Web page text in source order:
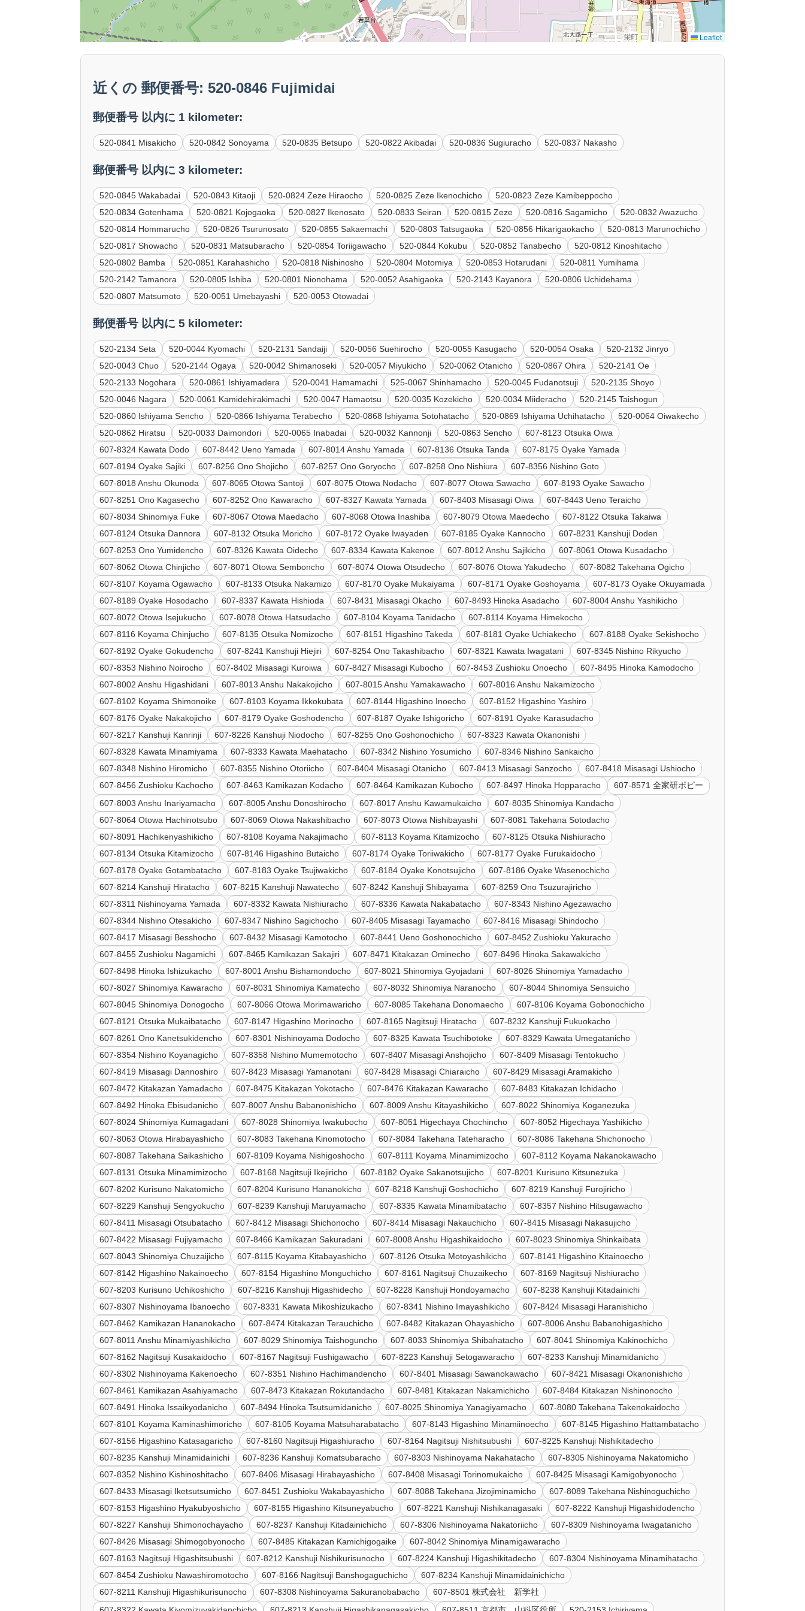
Leaflet
近くの 郵便番号: 520-0846 Fujimidai
郵便番号 以内に 1 kilometer:
520-0841 Misakicho 520-0842 Sonoyama 520-0835 Betsupo 520-0822 Akibadai 520-0836 Sugiuracho 520-0837 Nakasho
郵便番号 以内に 3 kilometer:
520-0845 Wakabadai 520-0843 Kitaoji 520-0824 Zeze Hiraocho 520-0825 Zeze Ikenochicho
520-0823 Zeze Kamibeppocho
520-0834 Gotenhama
520-0821 Kojogaoka 520-0827 Ikenosato 520-0833 Seiran 520-0815 Zeze 520-0816 Sagamicho
520-0832 Awazucho
520-0814 Hommarucho
520-0826 Tsurunosato 520-0855 Sakaemachi 520-0803 Tatsugaoka 520-0856 Hikarigaokacho
520-0813 Marunochicho
520-0817 Showacho
520-0831 Matsubaracho 520-0854 Toriigawacho 520-0844 Kokubu 520-0852 Tanabecho
520-0812 Kinoshitacho
520-0802 Bamba
520-0851 Karahashicho 520-0818 Nishinosho 520-0804 Motomiya 520-0853 Hotarudani
520-0811 Yumihama
520-2142 Tamanora
520-0805 Ishiba 520-0801 Nionohama 520-0052 Asahigaoka 520-2143 Kayanora
520-0806 Uchidehama
520-0807 Matsumoto
520-0051 Umebayashi 520-0053 Otowadai
郵便番号 以内に 5 kilometer:
520-2134 Seta 520-0044 Kyomachi 520-2131 Sandaiji 520-0056 Suehirocho 520-0055 Kasugacho 520-0054 Osaka
520-2132 Jinryo
520-0043 Chuo
520-2144 Ogaya 520-0042 Shimanoseki 520-0057 Miyukicho 520-0062 Otanicho 520-0867 Ohira
520-2141 Oe
520-2133 Nogohara
520-0861 Ishiyamadera 520-0041 Hamamachi 525-0067 Shinhamacho 520-0045 Fudanotsuji
520-2135 Shoyo
520-0046 Nagara
520-0061 Kamidehirakimachi 520-0047 Hamaotsu 520-0035 Kozekicho 520-0034 Miideracho
520-2145 Taishogun
520-0860 Ishiyama Sencho
520-0866 Ishiyama Terabecho 520-0868 Ishiyama Sotohatacho 520-0869 Ishiyama Uchihatacho
520-0064 Oiwakecho
520-0862 Hiratsu
520-0033 Daimondori 520-0065 Inabadai 520-0032 Kannonji 520-0863 Sencho
607-8123 Otsuka Oiwa
607-8324 Kawata Dodo
607-8442 Ueno Yamada 607-8014 Anshu Yamada 607-8136 Otsuka Tanda
607-8175 Oyake Yamada
607-8194 Oyake Sajiki
607-8256 Ono Shojicho 607-8257 Ono Goryocho 607-8258 Ono Nishiura
607-8356 Nishino Goto
607-8018 Anshu Okunoda
607-8065 Otowa Santoji 607-8075 Otowa Nodacho 607-8077 Otowa Sawacho
607-8193 Oyake Sawacho
607-8251 Ono Kagasecho
607-8252 Ono Kawaracho 607-8327 Kawata Yamada 607-8403 Misasagi Oiwa
607-8443 Ueno Teraicho
607-8034 Shinomiya Fuke
607-8067 Otowa Maedacho 607-8068 Otowa Inashiba 607-8079 Otowa Maedecho
607-8122 Otsuka Takaiwa
607-8124 Otsuka Dannora
607-8132 Otsuka Moricho 607-8172 Oyake Iwayaden 607-8185 Oyake Kannocho
607-8231 Kanshuji Doden
607-8253 Ono Yumidencho
607-8326 Kawata Oidecho 607-8334 Kawata Kakenoe 607-8012 Anshu Sajikicho
607-8061 Otowa Kusadacho
607-8062 Otowa Chinjicho
607-8071 Otowa Semboncho 607-8074 Otowa Otsudecho 607-8076 Otowa Yakudecho
607-8082 Takehana Ogicho
607-8107 Koyama Ogawacho
607-8133 Otsuka Nakamizo 607-8170 Oyake Mukaiyama 607-8171 Oyake Goshoyama
607-8173 Oyake Okuyamada
607-8189 Oyake Hosodacho
607-8337 Kawata Hishioda 607-8431 Misasagi Okacho 607-8493 Hinoka Asadacho
607-8004 Anshu Yashikicho
607-8072 Otowa Isejukucho
607-8078 Otowa Hatsudacho 607-8104 Koyama Tanidacho
607-8114 Koyama Himekocho
607-8116 Koyama Chinjucho
607-8135 Otsuka Nomizocho 607-8151 Higashino Takeda 607-8181 Oyake Uchiakecho
607-8188 Oyake Sekishocho
607-8192 Oyake Gokudencho
607-8241 Kanshuji Hiejiri 607-8254 Ono Takashibacho 607-8321 Kawata Iwagatani
607-8345 Nishino Rikyucho
607-8353 Nishino Noirocho
607-8402 Misasagi Kuroiwa 607-8427 Misasagi Kubocho 607-8453 Zushioku Onoecho
607-8495 Hinoka Kamodocho
607-8002 Anshu Higashidani
607-8013 Anshu Nakakojicho 607-8015 Anshu Yamakawacho
607-8016 Anshu Nakamizocho
607-8102 Koyama Shimonoike
607-8103 Koyama Ikkokubata 607-8144 Higashino Inoecho
607-8152 Higashino Yashiro
607-8176 Oyake Nakakojicho
607-8179 Oyake Goshodencho 607-8187 Oyake Ishigoricho
607-8191 Oyake Karasudacho
607-8217 Kanshuji Kanrinji
607-8226 Kanshuji Niodocho 607-8255 Ono Goshonochicho
607-8323 Kawata Okanonishi
607-8328 Kawata Minamiyama
607-8333 Kawata Maehatacho 607-8342 Nishino Yosumicho
607-8346 Nishino Sankaicho
607-8348 Nishino Hiromicho
607-8355 Nishino Otoriicho 607-8404 Misasagi Otanicho 607-8413 Misasagi Sanzocho
607-8418 Misasagi Ushiocho
607-8456 Zushioku Kachocho
607-8463 Kamikazan Kodacho 607-8464 Kamikazan Kubocho 607-8497 Hinoka Hopparacho
607-8571 全家研ポピー
607-8003 Anshu Inariyamacho
607-8005 Anshu Donoshirocho 607-8017 Anshu Kawamukaicho
607-8035 Shinomiya Kandacho
607-8064 Otowa Hachinotsubo
607-8069 Otowa Nakashibacho 607-8073 Otowa Nishibayashi
607-8081 Takehana Sotodacho
607-8091 Hachikenyashikicho
607-8108 Koyama Nakajimacho 607-8113 Koyama Kitamizocho
607-8125 Otsuka Nishiuracho
607-8134 Otsuka Kitamizocho
607-8146 Higashino Butaicho 607-8174 Oyake Toriiwakicho
607-8177 Oyake Furukaidocho
607-8178 Oyake Gotambatacho
607-8183 Oyake Tsujiwakicho 607-8184 Oyake Konotsujicho
607-8186 Oyake Wasenochicho
607-8214 Kanshuji Hiratacho
607-8215 Kanshuji Nawatecho 607-8242 Kanshuji Shibayama
607-8259 Ono Tsuzurajiricho
607-8311 Nishinoyama Yamada
607-8332 Kawata Nishiuracho 607-8336 Kawata Nakabatacho
607-8343 Nishino Agezawacho
607-8344 Nishino Otesakicho
607-8347 Nishino Sagichocho 607-8405 Misasagi Tayamacho
607-8416 Misasagi Shindocho
607-8417 Misasagi Besshocho
607-8432 Misasagi Kamotocho 607-8441 Ueno Goshonochicho
607-8452 Zushioku Yakuracho
607-8455 Zushioku Nagamichi
607-8465 Kamikazan Sakajiri 607-8471 Kitakazan Ominecho
607-8496 Hinoka Sakawakicho
607-8498 Hinoka Ishizukacho
607-8001 Anshu Bishamondocho 607-8021 Shinomiya Gyojadani
607-8026 Shinomiya Yamadacho
607-8027 Shinomiya Kawaracho
607-8031 Shinomiya Kamatecho 607-8032 Shinomiya Naranocho
607-8044 Shinomiya Sensuicho
607-8045 Shinomiya Donogocho
607-8066 Otowa Morimawaricho 607-8085 Takehana Donomaecho
607-8106 Koyama Gobonochicho
607-8121 Otsuka Mukaibatacho
607-8147 Higashino Morinocho 607-8165 Nagitsuji Hiratacho
607-8232 Kanshuji Fukuokacho
607-8261 Ono Kanetsukidencho
607-8301 Nishinoyama Dodocho 607-8325 Kawata Tsuchibotoke
607-8329 Kawata Umegatanicho
607-8354 Nishino Koyanagicho
607-8358 Nishino Mumemotocho 607-8407 Misasagi Anshojicho
607-8409 Misasagi Tentokucho
607-8419 Misasagi Dannoshiro
607-8423 Misasagi Yamanotani 607-8428 Misasagi Chiaraicho
607-8429 Misasagi Aramakicho
607-8472 Kitakazan Yamadacho
607-8475 Kitakazan Yokotacho 607-8476 Kitakazan Kawaracho
607-8483 Kitakazan Ichidacho
607-8492 Hinoka Ebisudanicho
607-8007 Anshu Babanonishicho 607-8009 Anshu Kitayashikicho
607-8022 Shinomiya Koganezuka
607-8024 Shinomiya Kumagadani
607-8028 Shinomiya Iwakubocho 607-8051 Higechaya Chochincho
607-8052 Higechaya Yashikicho
607-8063 Otowa Hirabayashicho
607-8083 Takehana Kinomotocho 607-8084 Takehana Tateharacho
607-8086 Takehana Shichonocho
607-8087 Takehana Saikashicho
607-8109 Koyama Nishigoshocho 607-8111 Koyama Minamimizocho
607-8112 Koyama Nakanokawacho
607-8131 Otsuka Minamimizocho
607-8168 Nagitsuji Ikejiricho 607-8182 Oyake Sakanotsujicho
607-8201 Kurisuno Kitsunezuka
607-8202 Kurisuno Nakatomicho
607-8204 Kurisuno Hananokicho 607-8218 Kanshuji Goshochicho
607-8219 Kanshuji Furojiricho
607-8229 Kanshuji Sengyokucho
607-8239 Kanshuji Maruyamacho 607-8335 Kawata Minamibatacho
607-8357 Nishino Hitsugawacho
607-8411 Misasagi Otsubatacho
607-8412 Misasagi Shichonocho 607-8414 Misasagi Nakauchicho
607-8415 Misasagi Nakasujicho
607-8422 Misasagi Fujiyamacho
607-8466 Kamikazan Sakuradani 607-8008 Anshu Higashikaidocho
607-8023 Shinomiya Shinkaibata
607-8043 Shinomiya Chuzaijicho
607-8115 Koyama Kitabayashicho 607-8126 Otsuka Motoyashikicho
607-8141 Higashino Kitainoecho
607-8142 Higashino Nakainoecho
607-8154 Higashino Monguchicho 607-8161 Nagitsuji Chuzaikecho
607-8169 Nagitsuji Nishiuracho
607-8203 Kurisuno Uchikoshicho
607-8216 Kanshuji Higashidecho 607-8228 Kanshuji Hondoyamacho
607-8238 Kanshuji Kitadainichi
607-8307 Nishinoyama Ibanoecho
607-8331 Kawata Mikoshizukacho 607-8341 Nishino Imayashikicho
607-8424 Misasagi Haranishicho
607-8462 Kamikazan Hananokacho
607-8474 Kitakazan Terauchicho 607-8482 Kitakazan Ohayashicho
607-8006 Anshu Babanohigashicho
607-8011 Anshu Minamiyashikicho
607-8029 Shinomiya Taishoguncho 607-8033 Shinomiya Shibahatacho
607-8041 Shinomiya Kakinochicho
607-8162 Nagitsuji Kusakaidocho
607-8167 Nagitsuji Fushigawacho 607-8223 Kanshuji Setogawaracho
607-8233 Kanshuji Minamidanicho
607-8302 Nishinoyama Kakenoecho
607-8351 Nishino Hachimandencho 607-8401 Misasagi Sawanokawacho
607-8421 Misasagi Okanonishicho
607-8461 Kamikazan Asahiyamacho
607-8473 Kitakazan Rokutandacho 607-8481 Kitakazan Nakamichicho
607-8484 Kitakazan Nishinonocho
607-8491 Hinoka Issaikyodanicho
607-8494 Hinoka Tsutsumidanicho 607-8025 Shinomiya Yanagiyamacho
607-8080 Takehana Takenokaidocho
607-8101 Koyama Kaminashimoricho
607-8105 Koyama Matsuharabatacho 607-8143 Higashino Minamiinoecho
607-8145 Higashino Hattambatacho
607-8156 Higashino Katasagaricho
607-8160 Nagitsuji Higashiuracho 607-8164 Nagitsuji Nishitsubushi
607-8225 Kanshuji Nishikitadecho
607-8235 Kanshuji Minamidainichi
607-8236 Kanshuji Komatsubaracho 607-8303 Nishinoyama Nakahatacho
607-8305 Nishinoyama Nakatomicho
607-8352 Nishino Kishinoshitacho
607-8406 Misasagi Hirabayashicho 607-8408 Misasagi Torinomukaicho
607-8425 Misasagi Kamigobyonocho
607-8433 Misasagi Iketsutsumicho
607-8451 Zushioku Wakabayashicho 607-8088 Takehana Jizojiminamicho
607-8089 Takehana Nishinoguchicho
607-8153 Higashino Hyakubyoshicho
607-8155 Higashino Kitsuneyabucho 607-8221 Kanshuji Nishikanagasaki
607-8222 Kanshuji Higashidodencho
607-8227 Kanshuji Shimonochayacho
607-8237 Kanshuji Kitadainichicho 607-8306 Nishinoyama Nakatoriicho
607-8309 Nishinoyama Iwagatanicho
607-8426 Misasagi Shimogobyonocho
607-8485 Kitakazan Kamichigogaike
607-8042 Shinomiya Minamigawaracho
607-8163 Nagitsuji Higashitsubushi
607-8212 Kanshuji Nishikurisunocho 607-8224 Kanshuji Higashikitadecho
607-8304 Nishinoyama Minamihatacho
607-8454 Zushioku Nawashiromotocho
607-8166 Nagitsuji Banshogaguchicho
607-8234 Kanshuji Minamidainichicho
607-8211 Kanshuji Higashikurisunocho
607-8308 Nishinoyama Sakuranobabacho
607-8501 株式会社 新学社